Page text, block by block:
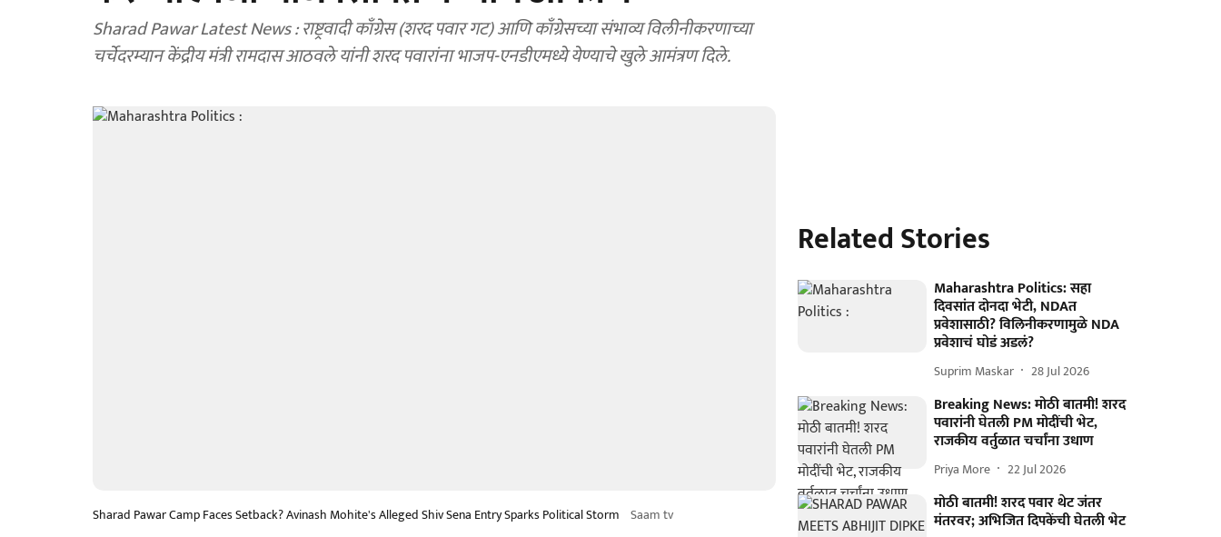
Sharad Pawar Latest News : राष्ट्रवादी काँग्रेस (शरद पवार गट) आणि काँग्रेसच्या संभाव्य विलीनीकरणाच्या
चर्चेदरम्यान केंद्रीय मंत्री रामदास आठवले यांनी शरद पवारांना भाजप-एनडीएमध्ये येण्याचे खुले आमंत्रण दिले.
Sharad Pawar Camp Faces Setback? Avinash Mohite's Alleged Shiv Sena Entry Sparks Political Storm Saam tv
Related Stories
Maharashtra Politics: सहा
दिवसांत दोनदा भेटी, NDAत
प्रवेशासाठी? विलिनीकरणामुळे NDA
प्रवेशाचं घोडं अडलं?
Suprim Maskar 28 Jul 2026
Breaking News: मोठी बातमी! शरद
पवारांनी घेतली PM मोदींची भेट,
राजकीय वर्तुळात चर्चांना उधाण
Priya More 22 Jul 2026
मोठी बातमी! शरद पवार थेट जंतर
मंतरवर; अभिजित दिपकेंची घेतली भेट